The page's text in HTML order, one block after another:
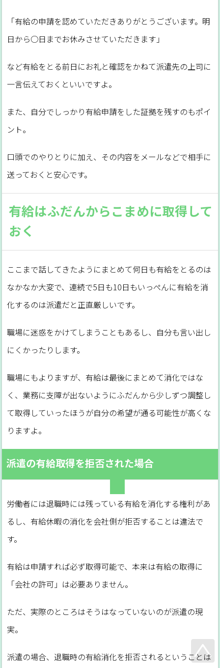
「有給の申請を認めていただきありがとうございます。明
日から○日までお休みさせていただきます」
など有給をとる前日にお礼と確認をかねて派遣先の上司に
一言伝えておくといいですよ。
また、自分でしっかり有給申請をした証拠を残すのもポイ
ント。
口頭でのやりとりに加え、その内容をメールなどで相手に
送っておくと安心です。
有給はふだんからこまめに取得して
おく
ここまで話してきたようにまとめて何日も有給をとるのは
なかなか大変で、連続で5日も10日もいっぺんに有給を消
化するのは派遣だと正直厳しいです。
職場に迷惑をかけてしまうこともあるし、自分も言い出し
にくかったりします。
職場にもよりますが、有給は最後にまとめて消化ではな
く、業務に支障が出ないようにふだんから少しずつ調整し
て取得していったほうが自分の希望が通る可能性が高くな
りますよ。
派遣の有給取得を拒否された場合
労働者には退職時には残っている有給を消化する権利があ
るし、有給休暇の消化を会社側が拒否することは違法で
す。
有給は申請すれば必ず取得可能で、本来は有給の取得に
「会社の許可」は必要ありません。
ただ、実際のところはそうはなっていないのが派遣の現
実。
派遣の場合、退職時の有給消化を拒否されるということは